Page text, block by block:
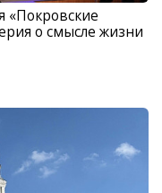
о смысле жизни